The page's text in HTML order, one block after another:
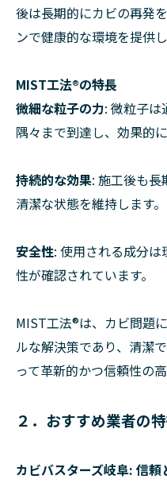
後は長期的にカビの再発
ンで健康的な環境を提供し
MIST工法®の特長
微細な粒子の力: 微粒子は
隅々まで到達し、効果的
持続的な効果: 施工後も長
清潔な状態を維持します。
安全性: 使用される成分
性が確認されています。
MIST工法®は、カビ問題
ルな解決策であり、清潔
って革新的かつ信頼性の高
２．おすすめ業者の
カビバスターズ岐阜: 信